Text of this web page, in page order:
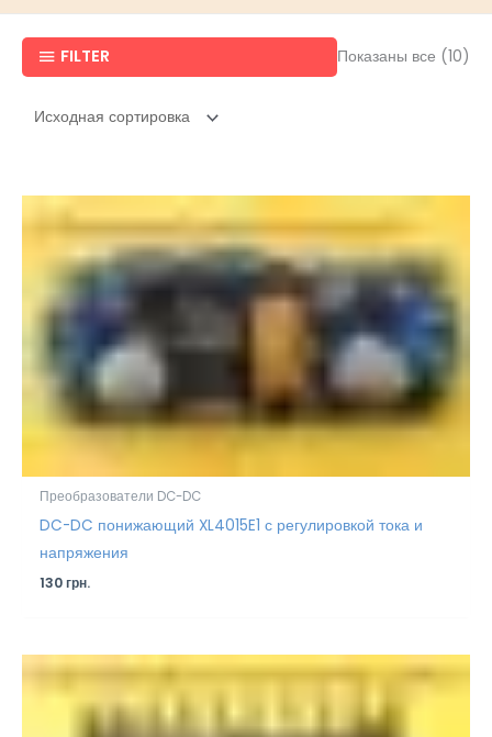
FILTER Показаны все (10)
Преобразователи DC-DC
DC-DC понижающий XL4015E1 с регулировкой тока и
напряжения
130грн.